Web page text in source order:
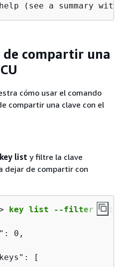
(see a summary with
compartir una
cómo usar el comando
compartir una clave con el
key list y filtre la clave
dejar de compartir con
key list --filter
0,
[